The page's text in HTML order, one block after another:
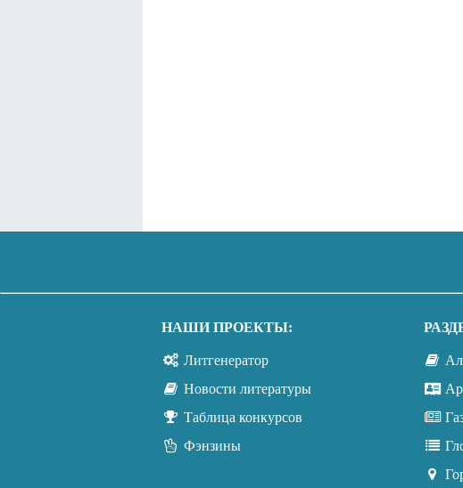
НАШИ ПРОЕКТЫ:
Литгенератор
Новости литературы
Таблица конкурсов
Фэнзины